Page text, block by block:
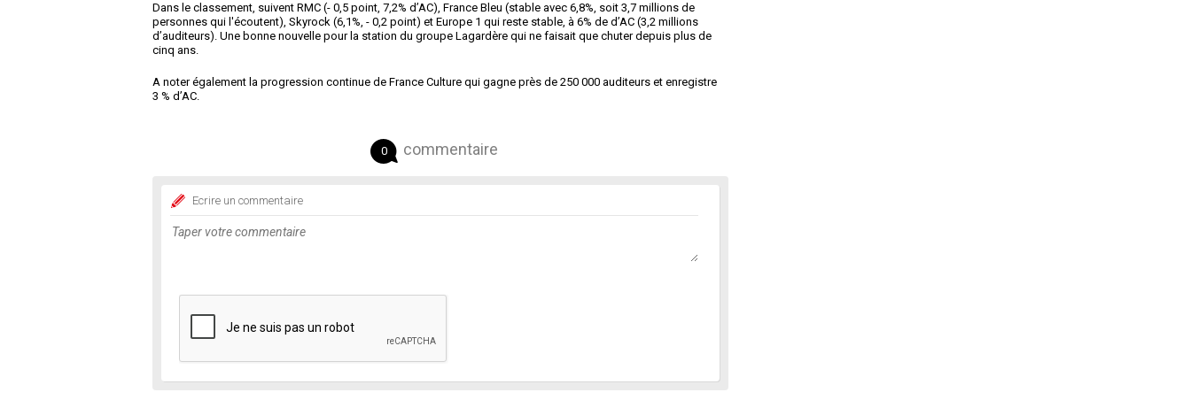
Dans le classement, suivent RMC (- 0,5 point, 7,2% d’AC), France Bleu (stable avec 6,8%, soit 3,7 millions de
personnes qui l'écoutent), Skyrock (6,1%, - 0,2 point) et Europe 1 qui reste stable, à 6% de d’AC (3,2 millions
d’auditeurs). Une bonne nouvelle pour la station du groupe Lagardère qui ne faisait que chuter depuis plus de
cinq ans.
A noter également la progression continue de France Culture qui gagne près de 250 000 auditeurs et enregistre
3 % d’AC.
0 commentaire
Ecrire un commentaire